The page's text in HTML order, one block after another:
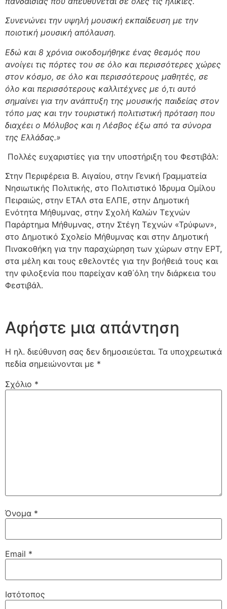
Συνενώνει την υψηλή μουσική εκπαίδευση με την
ποιοτική μουσική απόλαυση.
Εδώ και 8 χρόνια οικοδομήθηκε ένας θεσμός που
ανοίγει τις πόρτες του σε όλο και περισσότερες χώρες
στον κόσμο, σε όλο και περισσότερους μαθητές, σε
όλο και περισσότερους καλλιτέχνες με ό,τι αυτό
σημαίνει για την ανάπτυξη της μουσικής παιδείας στον
τόπο μας και την τουριστική πολιτιστική πρόταση που
διαχέει ο Μόλυβος και η Λέσβος έξω από τα σύνορα
της Ελλάδας.»
Πολλές ευχαριστίες για την υποστήριξη του Φεστιβάλ:
Στην Περιφέρεια Β. Αιγαίου, στην Γενική Γραμματεία
Νησιωτικής Πολιτικής, στο Πολιτιστικό Ίδρυμα Ομίλου
Πειραιώς, στην ΕΤΑΛ στα ΕΛΠΕ, στην Δημοτική
Ενότητα Μήθυμνας, στην Σχολή Καλών Τεχνών
Παράρτημα Μήθυμνας, στην Στέγη Τεχνών «Τρύφων»,
στο Δημοτικό Σχολείο Μήθυμνας και στην Δημοτική
Πινακοθήκη για την παραχώρηση των χώρων στην ΕΡΤ,
στα μέλη και τους εθελοντές για την βοήθειά τους και
την φιλοξενία που παρείχαν καθ΄όλη την διάρκεια του
Φεστιβάλ.
Αφήστε μια απάντηση
Η ηλ. διεύθυνση σας δεν δημοσιεύεται. Τα υποχρεωτικά
πεδία σημειώνονται με *
Σχόλιο *
Όνομα *
Email *
Ιστότοπος